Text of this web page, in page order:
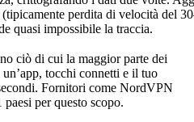
(tipicamente perdita di velocità del
quasi impossibile la traccia.
ciò di cui la maggior parte dei
tocchi connetti e il tuo
Fornitori come NordVPN
per questo scopo.